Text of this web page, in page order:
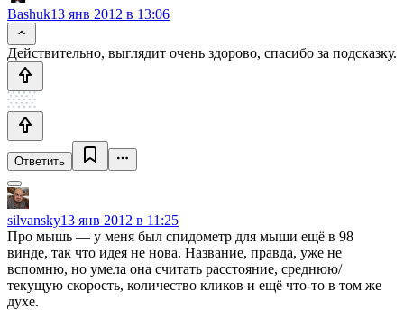
Bashuk13 янв 2012 в 13:06
Действительно, выглядит очень здорово, спасибо за подсказку.
Ответить
silvansky13 янв 2012 в 11:25
Про мышь — у меня был спидометр для мыши ещё в 98
винде, так что идея не нова. Название, правда, уже не
вспомню, но умела она считать расстояние, среднюю/
текущую скорость, количество кликов и ещё что-то в том же
духе.